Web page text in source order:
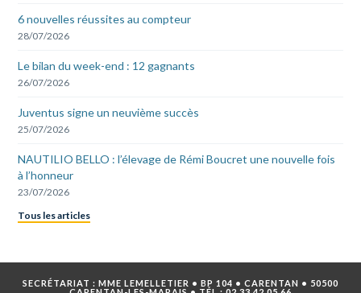
6 nouvelles réussites au compteur
28/07/2026
Le bilan du week-end : 12 gagnants
26/07/2026
Juventus signe un neuvième succès
25/07/2026
NAUTILIO BELLO : l’élevage de Rémi Boucret une nouvelle fois
à l’honneur
23/07/2026
Tous les articles
SECRÉTARIAT : MME LEMELLETIER • BP 104 • CARENTAN • 50500